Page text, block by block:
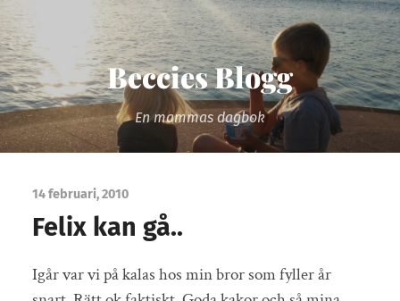
Beccies Blogg
En mammas dagbok
14 februari, 2010
Felix kan gå..
Igår var vi på kalas hos min bror som fyller år